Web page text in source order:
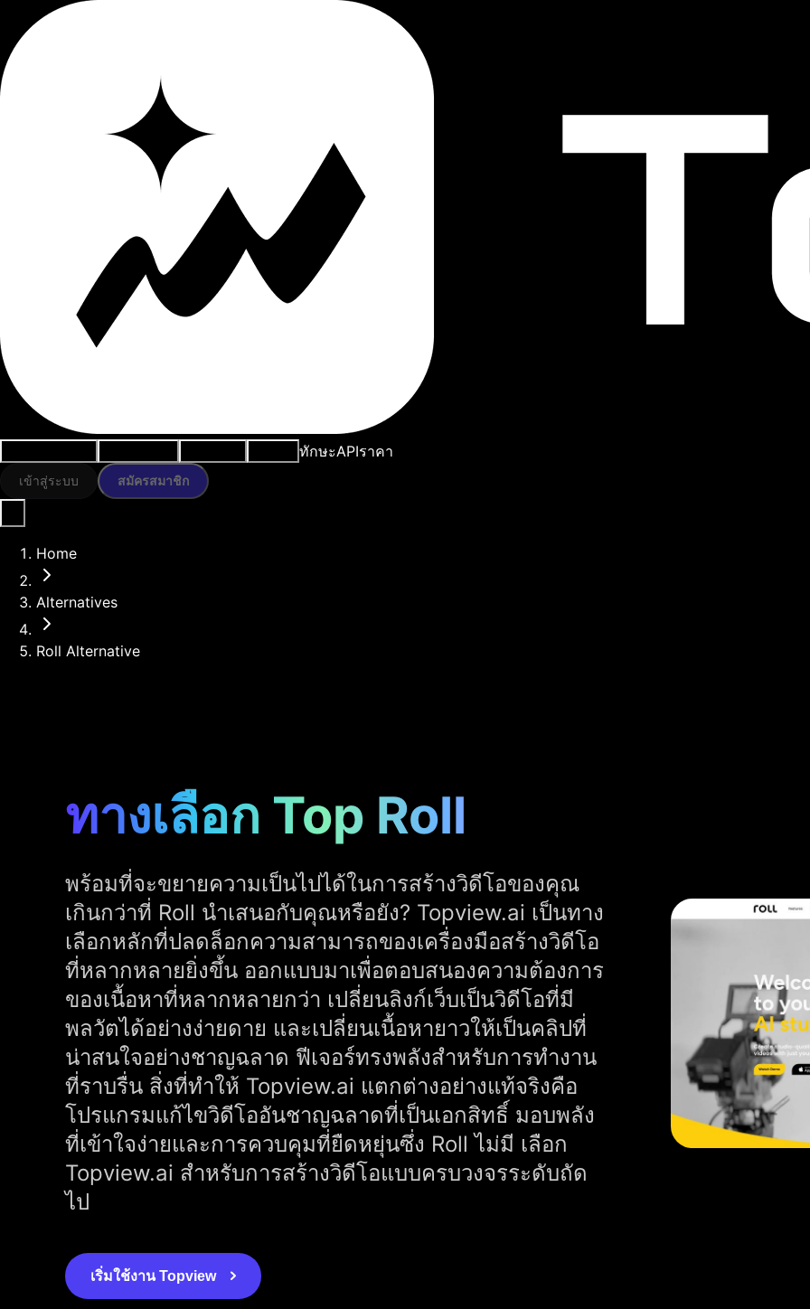
ทักษะAPIราคา
เข้าสู่ระบบ สมัครสมาชิก
Home
Alternatives
Roll Alternative
ทางเลือก Top Roll
พร้อมที่จะขยายความเป็นไปได้ในการสร้างวิดีโอของคุณ
เกินกว่าที่ Roll นำเสนอกับคุณหรือยัง? Topview.ai เป็นทาง
เลือกหลักที่ปลดล็อกความสามารถของเครื่องมือสร้างวิดีโอ
ที่หลากหลายยิ่งขึ้น ออกแบบมาเพื่อตอบสนองความต้องการ
ของเนื้อหาที่หลากหลายกว่า เปลี่ยนลิงก์เว็บเป็นวิดีโอที่มี
พลวัตได้อย่างง่ายดาย และเปลี่ยนเนื้อหายาวให้เป็นคลิปที่
น่าสนใจอย่างชาญฉลาด ฟีเจอร์ทรงพลังสำหรับการทำงาน
ที่ราบรื่น สิ่งที่ทำให้ Topview.ai แตกต่างอย่างแท้จริงคือ
โปรแกรมแก้ไขวิดีโออันชาญฉลาดที่เป็นเอกสิทธิ์ มอบพลัง
ที่เข้าใจง่ายและการควบคุมที่ยืดหยุ่นซึ่ง Roll ไม่มี เลือก
Topview.ai สำหรับการสร้างวิดีโอแบบครบวงจรระดับถัด
ไป
เริ่มใช้งาน Topview